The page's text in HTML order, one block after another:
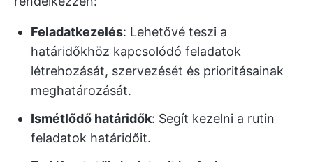
Feladatkezelés: Lehetővé teszi a
határidőkhöz kapcsolódó feladatok
létrehozását, szervezését és prioritásainak
meghatározását.
Ismétlődő határidők: Segít kezelni a rutin
feladatok határidőit.